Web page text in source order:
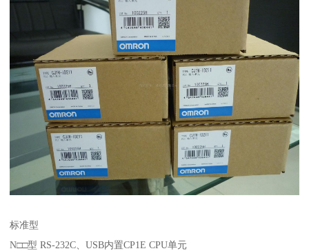
标准型
N□□型 RS-232C、USB内置CP1E CPU单元